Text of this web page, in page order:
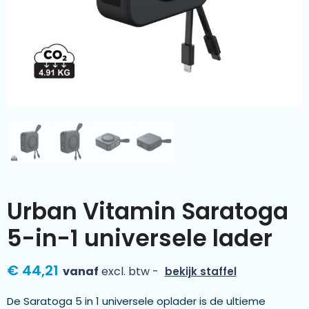
Kleding & textiel
Duurzamere geschenken
Meer categorieën
Sinterklaas
Wijn
Urban Vitamin Saratoga
5-in-1 universele lader
€ 44,21 vanaf excl. btw - bekijk staffel
De Saratoga 5 in 1 universele oplader is de ultieme